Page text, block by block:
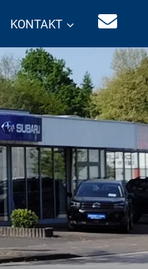
KONTAKT